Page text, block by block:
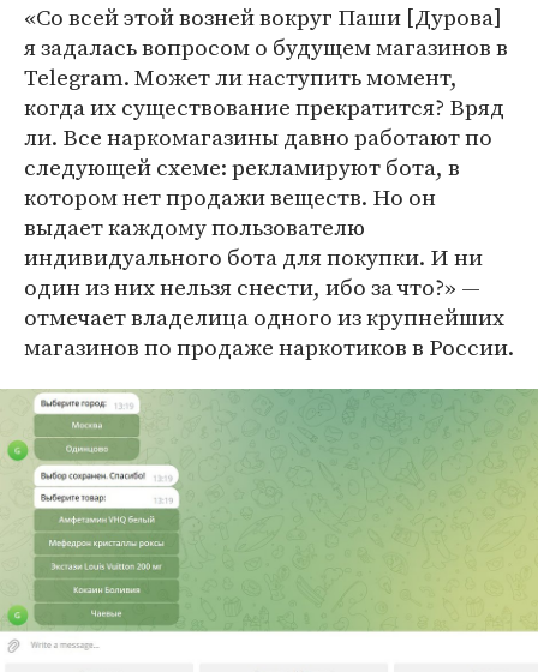
«Со всей этой возней вокруг Паши [Дурова]
я задалась вопросом о будущем магазинов в
Telegram. Может ли наступить момент,
когда их существование прекратится? Вряд
ли. Все наркомагазины давно работают по
следующей схеме: рекламируют бота, в
котором нет продажи веществ. Но он
выдает каждому пользователю
индивидуального бота для покупки. И ни
один из них нельзя снести, ибо за что?» —
отмечает владелица одного из крупнейших
магазинов по продаже наркотиков в России.